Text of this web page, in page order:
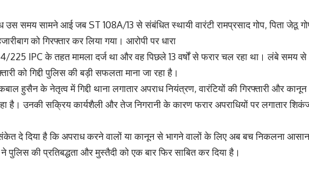
उस समय सामने आई जब ST 108A/13 से संबंधित स्थायी वारंटी रामप्रसाद गोप, पिता जेठू
को गिरफ्तार कर लिया गया। आरोपी पर धारा
IPC के तहत मामला दर्ज था और वह पिछले 13 वर्षों से फरार चल रहा था। लंबे समय से
को गिद्दी पुलिस की बड़ी सफलता माना जा रहा है।
हुसैन के नेतृत्व में गिद्दी थाना लगातार अपराध नियंत्रण, वारंटियों की गिरफ्तारी और कानून
है। उनकी सक्रिय कार्यशैली और तेज निगरानी के कारण फरार अपराधियों पर लगातार
संकेत दे दिया है कि अपराध करने वालों या कानून से भागने वालों के लिए अब बच निकलना आसान
ने पुलिस की प्रतिबद्धता और मुस्तैदी को एक बार फिर साबित कर दिया है।